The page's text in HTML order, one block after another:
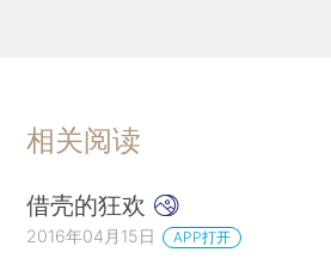
相关阅读
借壳的狂欢
2016年04月15日 APP打开